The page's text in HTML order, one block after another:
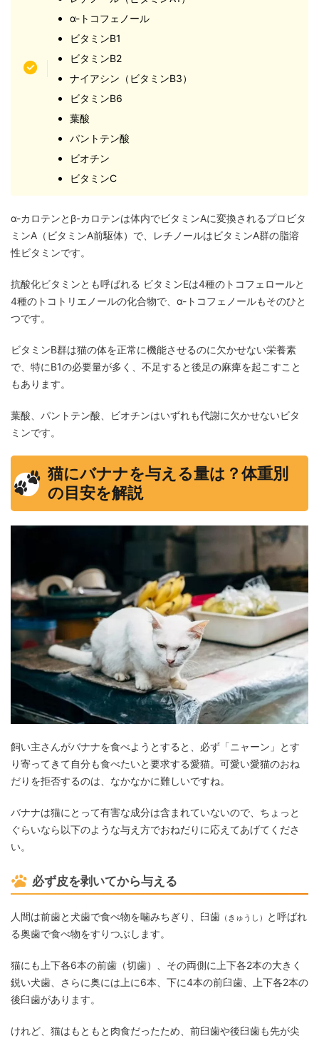
α-トコフェノール
ビタミンB1
ビタミンB2
ナイアシン（ビタミンB3）
ビタミンB6
葉酸
パントテン酸
ビオチン
ビタミンC
α-カロテンとβ-カロテンは体内でビタミンAに変換されるプロビタ
ミンA（ビタミンA前駆体）で、レチノールはビタミンA群の脂溶
性ビタミンです。
抗酸化ビタミンとも呼ばれる ビタミンEは4種のトコフェロールと
4種のトコトリエノールの化合物で、α-トコフェノールもそのひと
つです。
ビタミンB群は猫の体を正常に機能させるのに欠かせない栄養素
で、特にB1の必要量が多く、不足すると後足の麻痺を起こすこと
もあります。
葉酸、パントテン酸、ビオチンはいずれも代謝に欠かせないビタ
ミンです。
猫にバナナを与える量は？体重別
の目安を解説
飼い主さんがバナナを食べようとすると、必ず「ニャーン」とす
り寄ってきて自分も食べたいと要求する愛猫。可愛い愛猫のおね
だりを拒否するのは、なかなかに難しいですね。
バナナは猫にとって有害な成分は含まれていないので、ちょっと
ぐらいなら以下のような与え方でおねだりに応えてあげてくださ
い。
必ず皮を剥いてから与える
人間は前歯と犬歯で食べ物を噛みちぎり、臼歯 （きゅうし）
と呼ばれ
る奥歯で食べ物をすりつぶします。
猫にも上下各6本の前歯（切歯）、その両側に上下各2本の大きく
鋭い犬歯、さらに奥には上に6本、下に4本の前臼歯、上下各2本の
後臼歯があります。
けれど、猫はもともと肉食だったため、前臼歯や後臼歯も先が尖